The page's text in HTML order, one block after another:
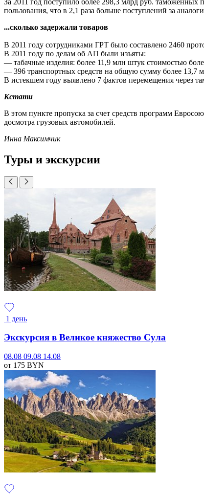
пользования, что в 2,1 раза больше поступлений за
...сколько задержали товаров
В 2011 году сотрудниками ГРТ было составлено 2460
В 2011 году по делам об АП были изъяты:
— табачные изделия: более 11,9 млн штук стоимостью
— 396 транспортных средств на общую сумму более 13,7
В истекшем году выявлено 7 фактов перемещения через
Кстати
В этом пункте пропуска за счет средств программ
досмотра грузовых автомобилей.
Инна Максимчик
Туры и экскурсии
1 день
Экскурсия в Великое княжество Сула
08.08 09.08 14.08
от 175 BYN